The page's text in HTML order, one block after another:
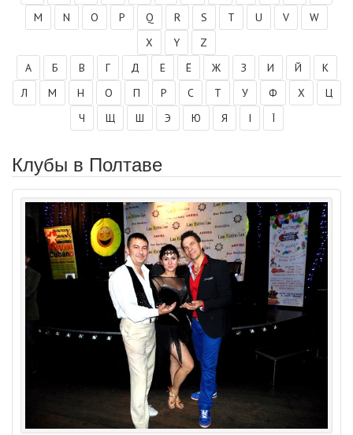
M
N O P Q R S T U V
W
X
Y
Z
А
Б В Г Д Е Ё Ж З И Й
К
Л
М Н О П Р С Т У Ф Х
Ц
Ч
Щ Ш Э Ю Я І Ї
Клубы в Полтаве